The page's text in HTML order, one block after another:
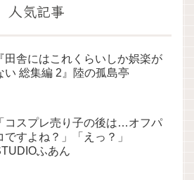
人気記事
『田舎にはこれくらいしか娯楽が
い 総集編 2』陸の孤島亭
「コスプレ売り子の後は…オフパ
ですよね？」「えっ？」
ふあん